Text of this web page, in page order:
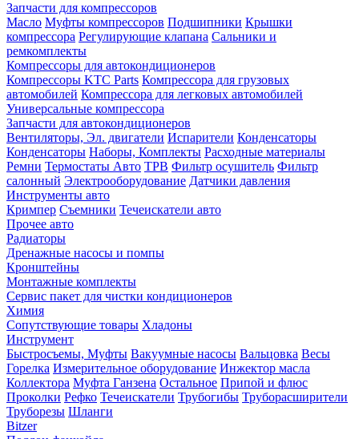
Запчасти для компрессоров
Масло Муфты компрессоров Подшипники Крышки
компрессора Регулирующие клапана Сальники и
ремкомплекты
Компрессоры для автокондиционеров
Компрессоры KTC Parts Компрессора для грузовых
автомобилей Компрессора для легковых автомобилей
Универсальные компрессора
Запчасти для автокондиционеров
Вентиляторы, Эл. двигатели Испарители Конденсаторы
Конденсаторы Наборы, Комплекты Расходные материалы
Ремни Термостаты Авто ТРВ Фильтр осушитель Фильтр
салонный Электрооборудование Датчики давления
Инструменты авто
Кримпер Съемники Течеискатели авто
Прочее авто
Радиаторы
Дренажные насосы и помпы
Кронштейны
Монтажные комплекты
Сервис пакет для чистки кондиционеров
Химия
Сопутствующие товары Хладоны
Инструмент
Быстросъемы, Муфты Вакуумные насосы Вальцовка Весы
Горелка Измерительное оборудование Инжектор масла
Коллектора Муфта Ганзена Остальное Припой и флюс
Проколки Рефко Течеискатели Трубогибы Труборасширители
Труборезы Шланги
Bitzer